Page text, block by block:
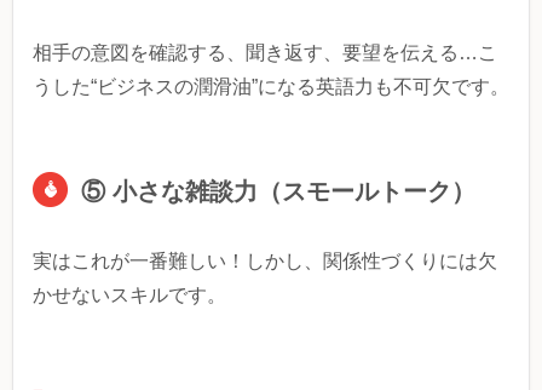
相手の意図を確認する、聞き返す、要望を伝える…こ
うした“ビジネスの潤滑油”になる英語力も不可欠です。
⑤ 小さな雑談力（スモールトーク）
実はこれが一番難しい！しかし、関係性づくりには欠
かせないスキルです。